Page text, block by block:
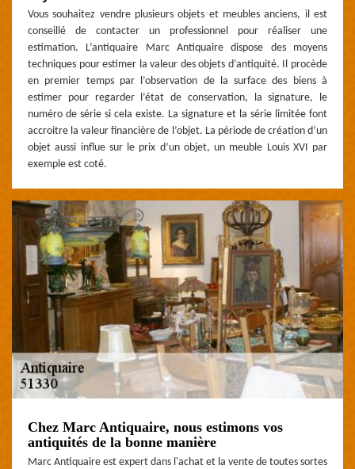
Vous souhaitez vendre plusieurs objets et meubles anciens, il est
conseillé de contacter un professionnel pour réaliser une
estimation. L’antiquaire Marc Antiquaire dispose des moyens
techniques pour estimer la valeur des objets d’antiquité. Il procède
en premier temps par l’observation de la surface des biens à
estimer pour regarder l’état de conservation, la signature, le
numéro de série si cela existe. La signature et la série limitée font
accroitre la valeur financière de l’objet. La période de création d’un
objet aussi influe sur le prix d’un objet, un meuble Louis XVI par
exemple est coté.
Chez Marc Antiquaire, nous estimons vos
antiquités de la bonne manière
Marc Antiquaire est expert dans l'achat et la vente de toutes sortes